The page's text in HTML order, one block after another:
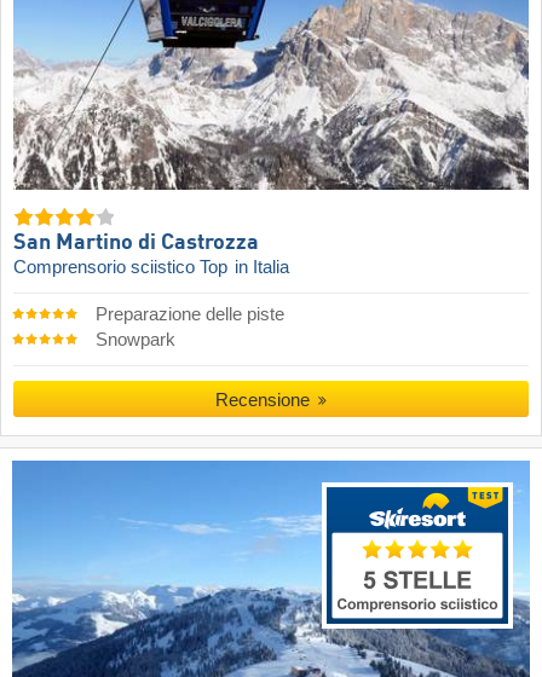
San Martino di Castrozza
Comprensorio sciistico Top in Italia
Preparazione delle piste
Snowpark
Recensione